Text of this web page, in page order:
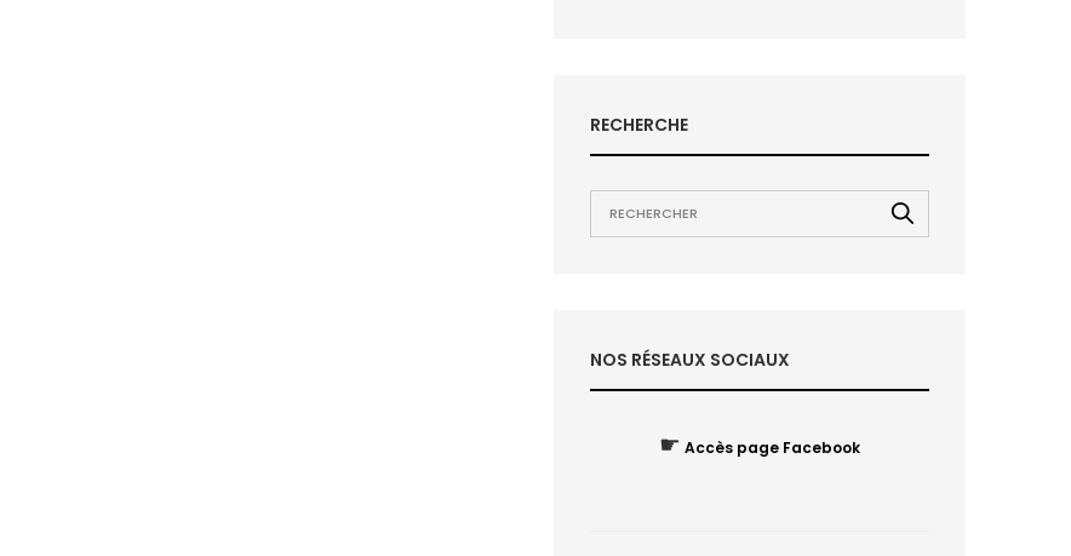
RECHERCHE
NOS RÉSEAUX SOCIAUX
☛ Accès page Facebook